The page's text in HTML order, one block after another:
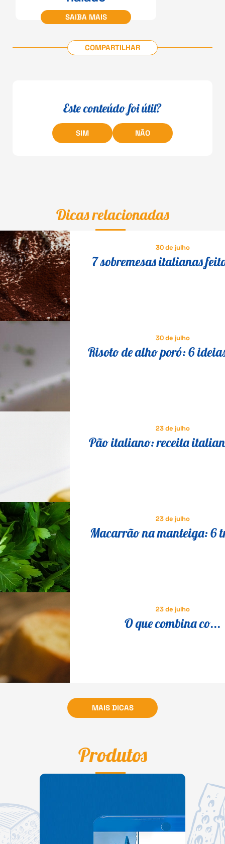
SAIBA MAIS
COMPARTILHAR
Este conteúdo foi útil?
SIM NÃO
Dicas relacionadas
30 de julho
7 sobremesas italianas
30 de julho
Risoto de alho poró: 6
23 de julho
Pão italiano: receita
23 de julho
Macarrão na manteiga: 6
23 de julho
O que combina co...
MAIS DICAS
Produtos